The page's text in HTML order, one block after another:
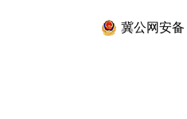
冀公网安备